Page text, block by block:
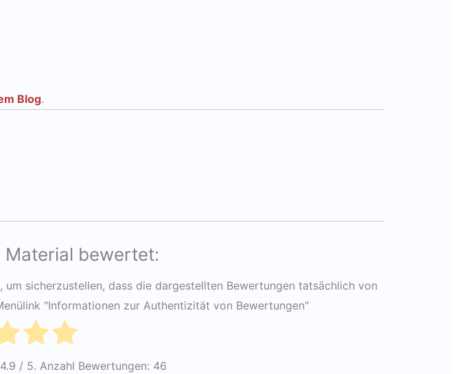
Blog.
Material bewertet:
sicherzustellen, dass die dargestellten Bewertungen tatsächlich von
"Informationen zur Authentizität von Bewertungen"
4.9 / 5. Anzahl Bewertungen: 46